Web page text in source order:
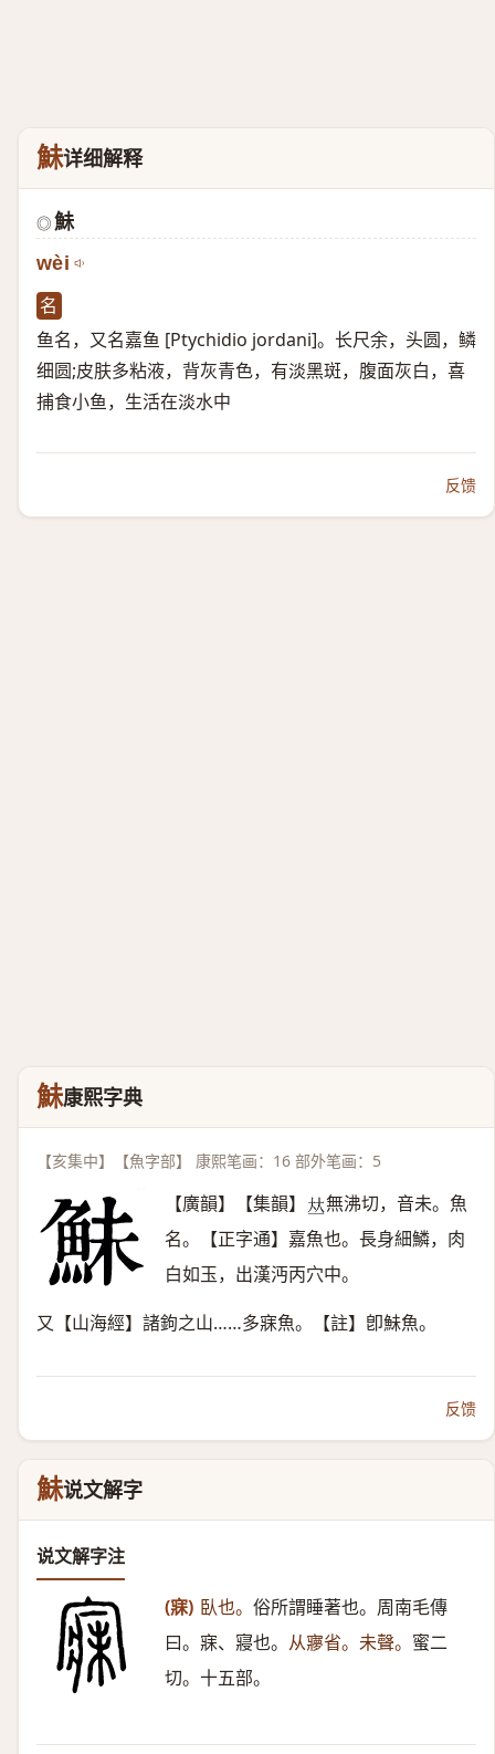
鮇详细解释
◎ 鮇
wèi
名
鱼名，又名嘉鱼 [Ptychidio jordani]。长尺余，头圆，鳞
细圆;皮肤多粘液，背灰青色，有淡黑斑，腹面灰白，喜
捕食小鱼，生活在淡水中
反馈
鮇康熙字典
【亥集中】【魚字部】 康熙笔画：16 部外笔画：5
【廣韻】【集韻】 𠀤無沸切，音未。魚
名。【正字通】嘉魚也。長身細鱗，肉
白如玉，出漢沔丙穴中。
又【山海經】諸鉤之山……多寐魚。【註】卽鮇魚。
反馈
鮇说文解字
说文解字注
(寐) 臥也。 俗所謂睡著也。周南毛傳
曰。寐、寢也。 从㝱省。未聲。 蜜二
切。十五部。